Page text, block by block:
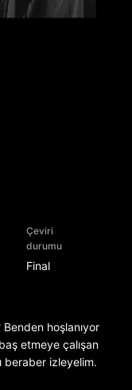
Çeviri
durumu
Final
Benden hoşlanıyor
etmeye çalışan
beraber izleyelim.